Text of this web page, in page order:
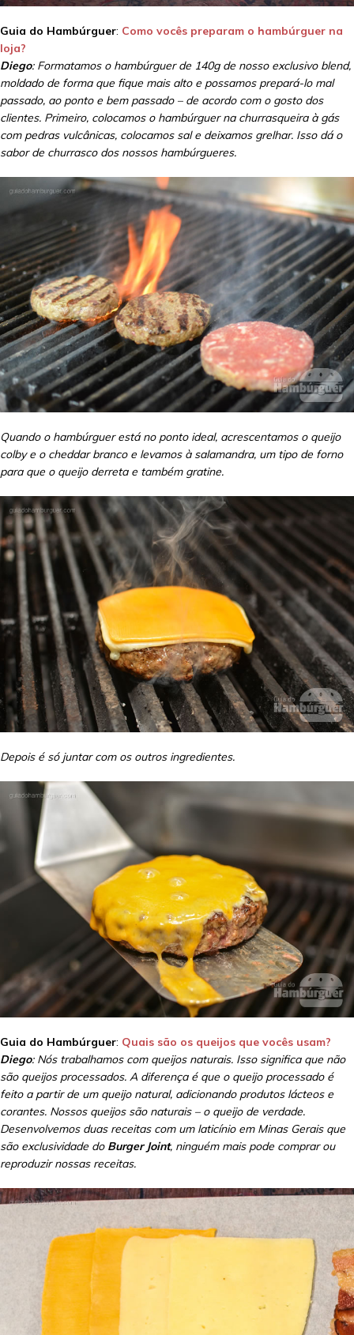
Guia do Hambúrguer: Como vocês preparam o hambúrguer na
loja?
Diego: Formatamos o hambúrguer de 140g de nosso exclusivo blend,
moldado de forma que fique mais alto e possamos prepará-lo mal
passado, ao ponto e bem passado – de acordo com o gosto dos
clientes. Primeiro, colocamos o hambúrguer na churrasqueira à gás
com pedras vulcânicas, colocamos sal e deixamos grelhar. Isso dá o
sabor de churrasco dos nossos hambúrgueres.
Quando o hambúrguer está no ponto ideal, acrescentamos o queijo
colby e o cheddar branco e levamos à salamandra, um tipo de forno
para que o queijo derreta e também gratine.
Depois é só juntar com os outros ingredientes.
Guia do Hambúrguer: Quais são os queijos que vocês usam?
Diego: Nós trabalhamos com queijos naturais. Isso significa que não
são queijos processados. A diferença é que o queijo processado é
feito a partir de um queijo natural, adicionando produtos lácteos e
corantes. Nossos queijos são naturais – o queijo de verdade.
Desenvolvemos duas receitas com um laticínio em Minas Gerais que
são exclusividade do Burger Joint, ninguém mais pode comprar ou
reproduzir nossas receitas.